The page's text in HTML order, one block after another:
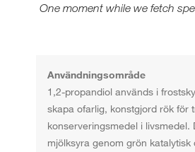
One moment while we fetch
Användningsområde
1,2-propandiol används i
skapa ofarlig, konstgjord rök för
konserveringsmedel i
mjölksyra genom grön